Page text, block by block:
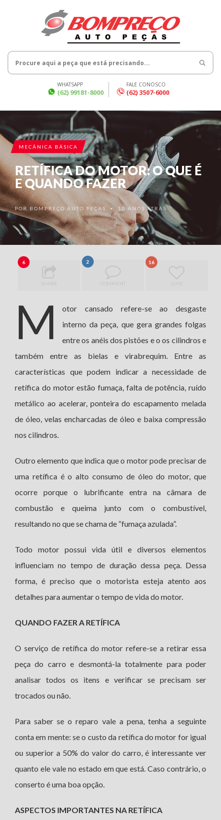
WHATSAPP
(62) 99181-8000
FALE CONOSCO
(62) 3507-6000
MECÂNICA BÁSICA
RETÍFICA DO MOTOR: O QUE É
E QUANDO FAZER
PORBOMPREÇO AUTO PEÇAS •10 ANOS ATRÁS
6
SHARE
2
COMMENT
16
M
otor cansado refere-se ao desgaste
interno da peça, que gera grandes folgas
entre os anéis dos pistões e o os cilindros e
também entre as bielas e virabrequim. Entre as
características que podem indicar a necessidade de
retífica do motor estão fumaça, falta de potência, ruído
metálico ao acelerar, ponteira do escapamento melada
de óleo, velas encharcadas de óleo e baixa compressão
nos cilindros.
Outro elemento que indica que o motor pode precisar de
uma retífica é o alto consumo de óleo do motor, que
ocorre porque o lubrificante entra na câmara de
combustão e queima junto com o combustível,
resultando no que se chama de “fumaça azulada”.
Todo motor possui vida útil e diversos elementos
influenciam no tempo de duração dessa peça. Dessa
forma, é preciso que o motorista esteja atento aos
detalhes para aumentar o tempo de vida do motor.
QUANDO FAZER A RETÍFICA
O serviço de retífica do motor refere-se a retirar essa
peça do carro e desmontá-la totalmente para poder
analisar todos os itens e verificar se precisam ser
trocados ou não.
Para saber se o reparo vale a pena, tenha a seguinte
conta em mente: se o custo da retífica do motor for igual
ou superior a 50% do valor do carro, é interessante ver
quanto ele vale no estado em que está. Caso contrário, o
conserto é uma boa opção.
ASPECTOS IMPORTANTES NA RETÍFICA